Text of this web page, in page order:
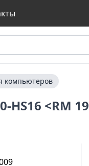
компьютеров
HS16 <RM